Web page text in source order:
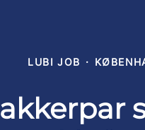
LUBI JOB ·